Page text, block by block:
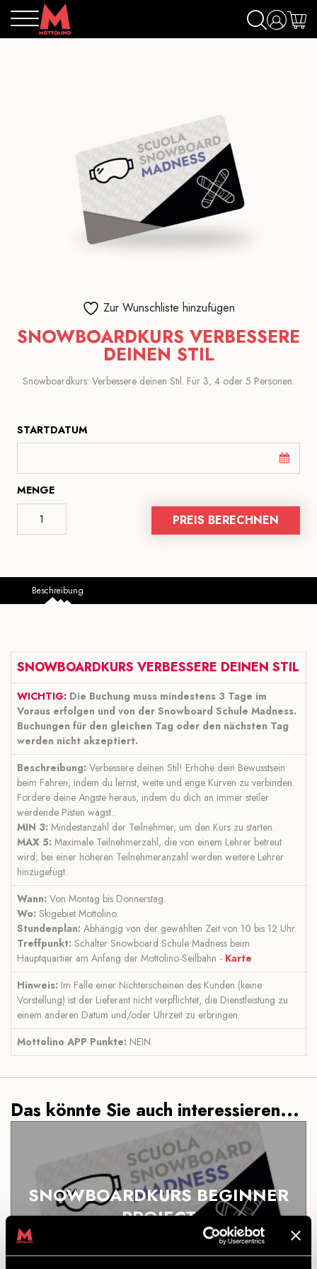
Zur Wunschliste hinzufügen
SNOWBOARDKURS VERBESSERE
DEINEN STIL
Snowboardkurs: Verbessere deinen Stil. Für 3, 4 oder 5 Personen.
STARTDATUM
MENGE
PREIS BERECHNEN
Beschreibung
SNOWBOARDKURS VERBESSERE DEINEN STIL
WICHTIG: Die Buchung muss mindestens 3 Tage im
Voraus erfolgen und von der Snowboard Schule Madness.
Buchungen für den gleichen Tag oder den nächsten Tag
werden nicht akzeptiert.
Beschreibung: Verbessere deinen Stil! Erhöhe dein Bewusstsein
beim Fahren, indem du lernst, weite und enge Kurven zu verbinden.
Fordere deine Ängste heraus, indem du dich an immer steiler
werdende Pisten wagst..
MIN 3: Mindestanzahl der Teilnehmer, um den Kurs zu starten.
MAX 5: Maximale Teilnehmerzahl, die von einem Lehrer betreut
wird; bei einer höheren Teilnehmeranzahl werden weitere Lehrer
hinzugefügt.
Wann: Von Montag bis Donnerstag.
Wo: Skigebiet Mottolino.
Stundenplan: Abhängig von der gewählten Zeit von 10 bis 12 Uhr.
Treffpunkt: Schalter Snowboard Schule Madness beim
Hauptquartier am Anfang der Mottolino-Seilbahn - Karte
Hinweis: Im Falle einer Nichterscheinen des Kunden (keine
Vorstellung) ist der Lieferant nicht verpflichtet, die Dienstleistung zu
einem anderen Datum und/oder Uhrzeit zu erbringen.
Mottolino APP Punkte: NEIN.
Das könnte Sie auch interessieren...
SNOWBOARDKURS BEGINNER
PROJECT
ENTDECKEN